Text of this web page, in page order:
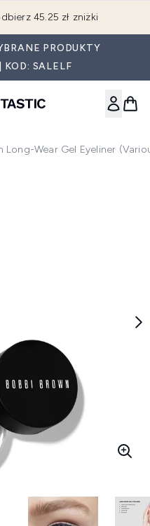
45.25 zł zniżki
PRODUKTY
KOD: SALELF
Long-Wear Gel Eyeliner